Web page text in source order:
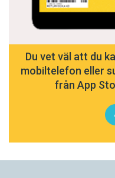
Du vet väl att du
mobiltelefon eller
från App